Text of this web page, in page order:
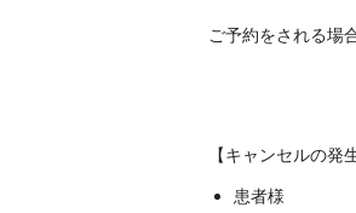
ご予約をされる場
【キャンセルの発
患者様